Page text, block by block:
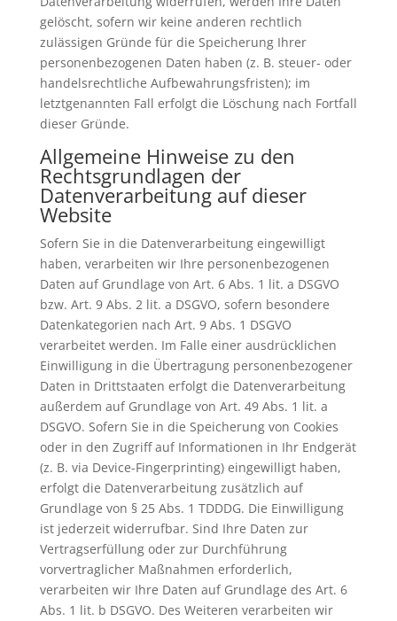
gelöscht, sofern wir keine anderen rechtlich
zulässigen Gründe für die Speicherung Ihrer
personenbezogenen Daten haben (z. B. steuer- oder
handelsrechtliche Aufbewahrungsfristen); im
letztgenannten Fall erfolgt die Löschung nach Fortfall
dieser Gründe.
Allgemeine Hinweise zu den
Rechtsgrundlagen der
Datenverarbeitung auf dieser
Website
Sofern Sie in die Datenverarbeitung eingewilligt
haben, verarbeiten wir Ihre personenbezogenen
Daten auf Grundlage von Art. 6 Abs. 1 lit. a DSGVO
bzw. Art. 9 Abs. 2 lit. a DSGVO, sofern besondere
Datenkategorien nach Art. 9 Abs. 1 DSGVO
verarbeitet werden. Im Falle einer ausdrücklichen
Einwilligung in die Übertragung personenbezogener
Daten in Drittstaaten erfolgt die Datenverarbeitung
außerdem auf Grundlage von Art. 49 Abs. 1 lit. a
DSGVO. Sofern Sie in die Speicherung von Cookies
oder in den Zugriff auf Informationen in Ihr Endgerät
(z. B. via Device-Fingerprinting) eingewilligt haben,
erfolgt die Datenverarbeitung zusätzlich auf
Grundlage von § 25 Abs. 1 TDDDG. Die Einwilligung
ist jederzeit widerrufbar. Sind Ihre Daten zur
Vertragserfüllung oder zur Durchführung
vorvertraglicher Maßnahmen erforderlich,
verarbeiten wir Ihre Daten auf Grundlage des Art. 6
Abs. 1 lit. b DSGVO. Des Weiteren verarbeiten wir